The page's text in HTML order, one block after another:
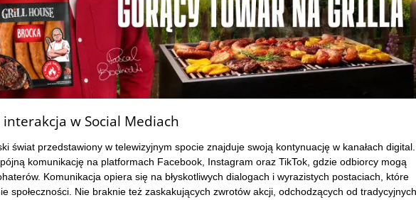
interakcja w Social Mediach
świat przedstawiony w telewizyjnym spocie znajduje swoją kontynuację w kanałach digital.
komunikację na platformach Facebook, Instagram oraz TikTok, gdzie odbiorcy mogą
Komunikacja opiera się na błyskotliwych dialogach i wyrazistych postaciach, które
społeczności. Nie braknie też zaskakujących zwrotów akcji, odchodzących od tradycyjnych